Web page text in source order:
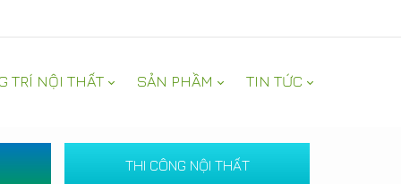
TRÍ NỘI THẤT SẢN PHẦM TIN TỨC
THI CÔNG NỘI THẤT